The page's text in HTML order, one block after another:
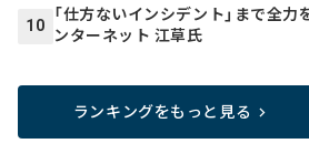
10
「仕方ないインシデント」まで全
ンターネット 江草氏
ランキングをもっと見る